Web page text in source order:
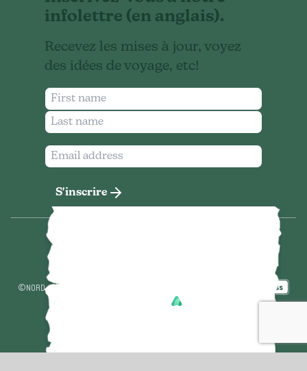
infolettre (en anglais).
Recevez les mises à jour, voyez
des idées de voyage, etc!
S'inscrire
©NORD-EST DE L’ONTARIO THE SEVEN